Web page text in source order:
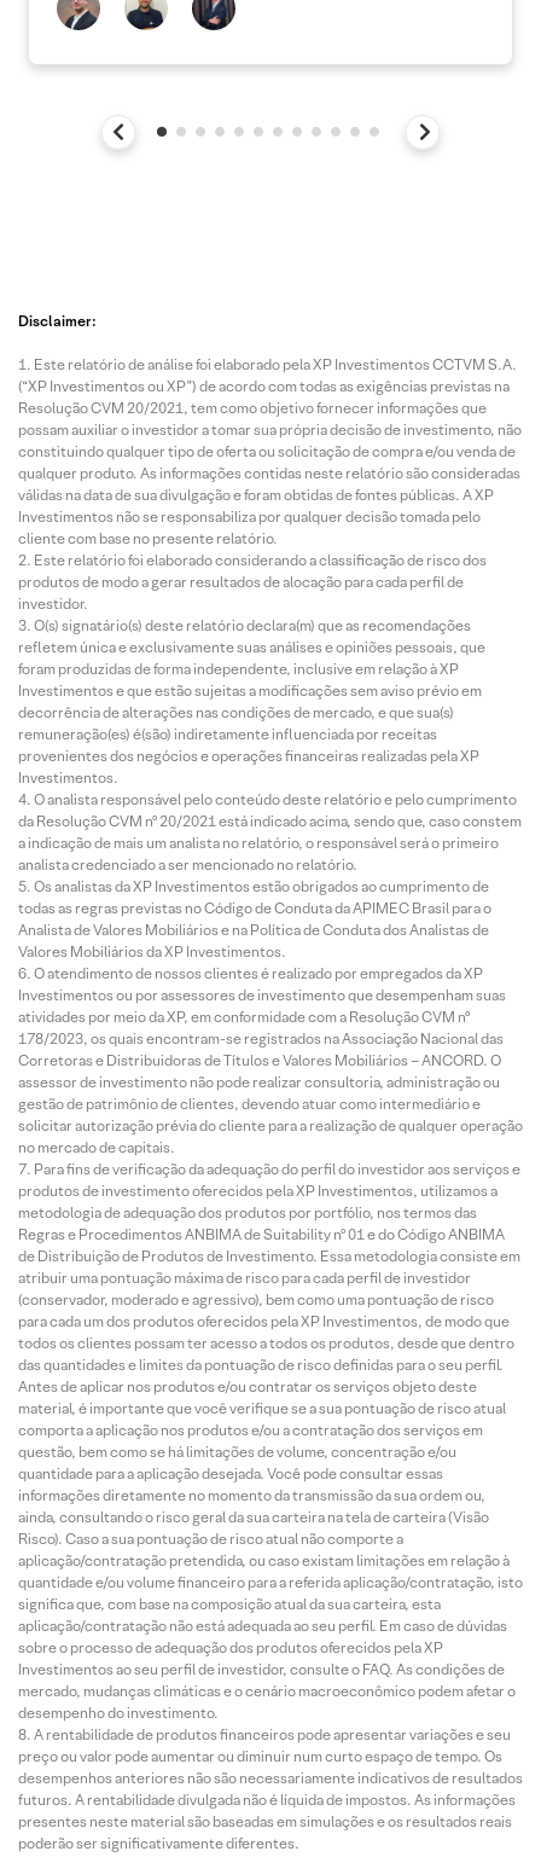
Disclaimer:
Este relatório de análise foi elaborado pela XP Investimentos CCTVM S.A.
(“XP Investimentos ou XP”) de acordo com todas as exigências previstas na
Resolução CVM 20/2021, tem como objetivo fornecer informações que
possam auxiliar o investidor a tomar sua própria decisão de investimento, não
constituindo qualquer tipo de oferta ou solicitação de compra e/ou venda de
qualquer produto. As informações contidas neste relatório são consideradas
válidas na data de sua divulgação e foram obtidas de fontes públicas. A XP
Investimentos não se responsabiliza por qualquer decisão tomada pelo
cliente com base no presente relatório.
Este relatório foi elaborado considerando a classificação de risco dos
produtos de modo a gerar resultados de alocação para cada perfil de
investidor.
O(s) signatário(s) deste relatório declara(m) que as recomendações
refletem única e exclusivamente suas análises e opiniões pessoais, que
foram produzidas de forma independente, inclusive em relação à XP
Investimentos e que estão sujeitas a modificações sem aviso prévio em
decorrência de alterações nas condições de mercado, e que sua(s)
remuneração(es) é(são) indiretamente influenciada por receitas
provenientes dos negócios e operações financeiras realizadas pela XP
Investimentos.
O analista responsável pelo conteúdo deste relatório e pelo cumprimento
da Resolução CVM nº 20/2021 está indicado acima, sendo que, caso constem
a indicação de mais um analista no relatório, o responsável será o primeiro
analista credenciado a ser mencionado no relatório.
Os analistas da XP Investimentos estão obrigados ao cumprimento de
todas as regras previstas no Código de Conduta da APIMEC Brasil para o
Analista de Valores Mobiliários e na Política de Conduta dos Analistas de
Valores Mobiliários da XP Investimentos.
O atendimento de nossos clientes é realizado por empregados da XP
Investimentos ou por assessores de investimento que desempenham suas
atividades por meio da XP, em conformidade com a Resolução CVM nº
178/2023, os quais encontram-se registrados na Associação Nacional das
Corretoras e Distribuidoras de Títulos e Valores Mobiliários – ANCORD. O
assessor de investimento não pode realizar consultoria, administração ou
gestão de patrimônio de clientes, devendo atuar como intermediário e
solicitar autorização prévia do cliente para a realização de qualquer operação
no mercado de capitais.
Para fins de verificação da adequação do perfil do investidor aos serviços e
produtos de investimento oferecidos pela XP Investimentos, utilizamos a
metodologia de adequação dos produtos por portfólio, nos termos das
Regras e Procedimentos ANBIMA de Suitability nº 01 e do Código ANBIMA
de Distribuição de Produtos de Investimento. Essa metodologia consiste em
atribuir uma pontuação máxima de risco para cada perfil de investidor
(conservador, moderado e agressivo), bem como uma pontuação de risco
para cada um dos produtos oferecidos pela XP Investimentos, de modo que
todos os clientes possam ter acesso a todos os produtos, desde que dentro
das quantidades e limites da pontuação de risco definidas para o seu perfil.
Antes de aplicar nos produtos e/ou contratar os serviços objeto deste
material, é importante que você verifique se a sua pontuação de risco atual
comporta a aplicação nos produtos e/ou a contratação dos serviços em
questão, bem como se há limitações de volume, concentração e/ou
quantidade para a aplicação desejada. Você pode consultar essas
informações diretamente no momento da transmissão da sua ordem ou,
ainda, consultando o risco geral da sua carteira na tela de carteira (Visão
Risco). Caso a sua pontuação de risco atual não comporte a
aplicação/contratação pretendida, ou caso existam limitações em relação à
quantidade e/ou volume financeiro para a referida aplicação/contratação, isto
significa que, com base na composição atual da sua carteira, esta
aplicação/contratação não está adequada ao seu perfil. Em caso de dúvidas
sobre o processo de adequação dos produtos oferecidos pela XP
Investimentos ao seu perfil de investidor, consulte o FAQ. As condições de
mercado, mudanças climáticas e o cenário macroeconômico podem afetar o
desempenho do investimento.
A rentabilidade de produtos financeiros pode apresentar variações e seu
preço ou valor pode aumentar ou diminuir num curto espaço de tempo. Os
desempenhos anteriores não são necessariamente indicativos de resultados
futuros. A rentabilidade divulgada não é líquida de impostos. As informações
presentes neste material são baseadas em simulações e os resultados reais
poderão ser significativamente diferentes.